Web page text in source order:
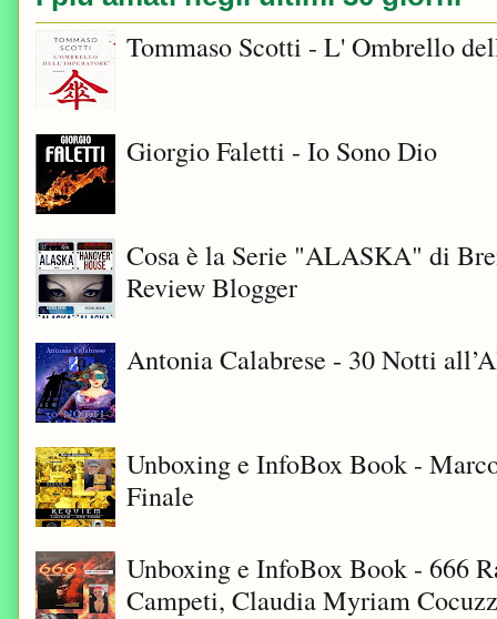
Tommaso Scotti - L' Ombrello
Giorgio Faletti - Io Sono Dio
Cosa è la Serie "ALASKA" di
Review Blogger
Antonia Calabrese - 30 Notti
Unboxing e InfoBox Book -
Finale
Unboxing e InfoBox Book - 666
Campeti, Claudia Myriam